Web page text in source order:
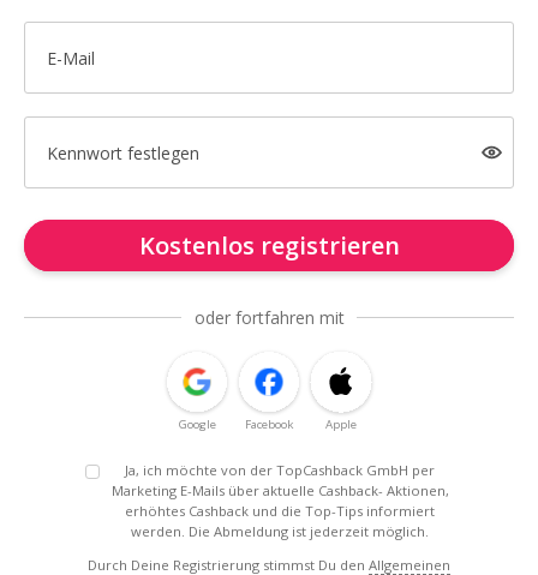
E-Mail
Kennwort festlegen
Kostenlos registrieren
oder fortfahren mit
Google Facebook Apple
Ja, ich möchte von der TopCashback GmbH per
Marketing E-Mails über aktuelle Cashback- Aktionen,
erhöhtes Cashback und die Top-Tips informiert
werden. Die Abmeldung ist jederzeit möglich.
Durch Deine Registrierung stimmst Du den Allgemeinen